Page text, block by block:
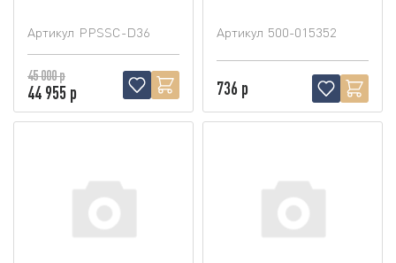
Артикул PPSSC-D36
45 000 р
44 955 р
Артикул 500-015352
736 р